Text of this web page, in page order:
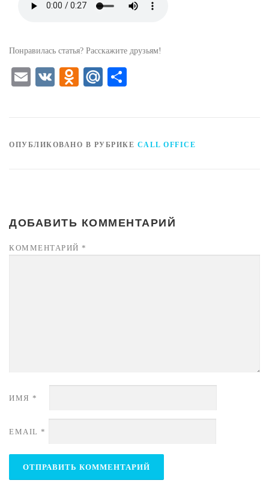
Понравилась статья? Расскажите друзьям!
Email
VK Odnoklassniki
Mail.Ru
ОПУБЛИКОВАНО В РУБРИКЕ CALL OFFICE
ДОБАВИТЬ КОММЕНТАРИЙ
КОММЕНТАРИЙ *
ИМЯ *
EMAIL *